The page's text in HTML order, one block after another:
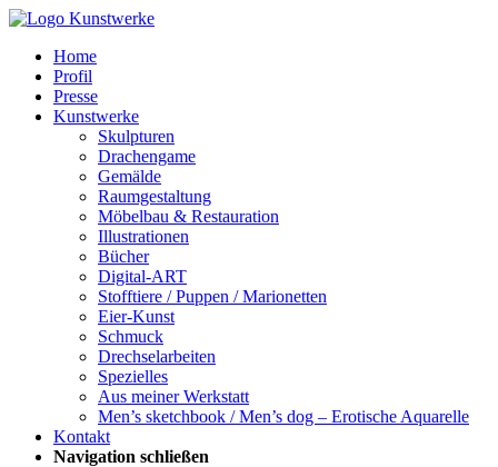
Home
Profil
Presse
Kunstwerke
Skulpturen
Drachengame
Gemälde
Raumgestaltung
Möbelbau & Restauration
Illustrationen
Bücher
Digital-ART
Stofftiere / Puppen / Marionetten
Eier-Kunst
Schmuck
Drechselarbeiten
Spezielles
Aus meiner Werkstatt
Men’s sketchbook / Men’s dog – Erotische Aquarelle
Kontakt
Navigation schließen